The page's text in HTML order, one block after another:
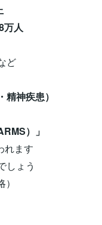
万人
ど
神疾患）
）」
れます
しょう